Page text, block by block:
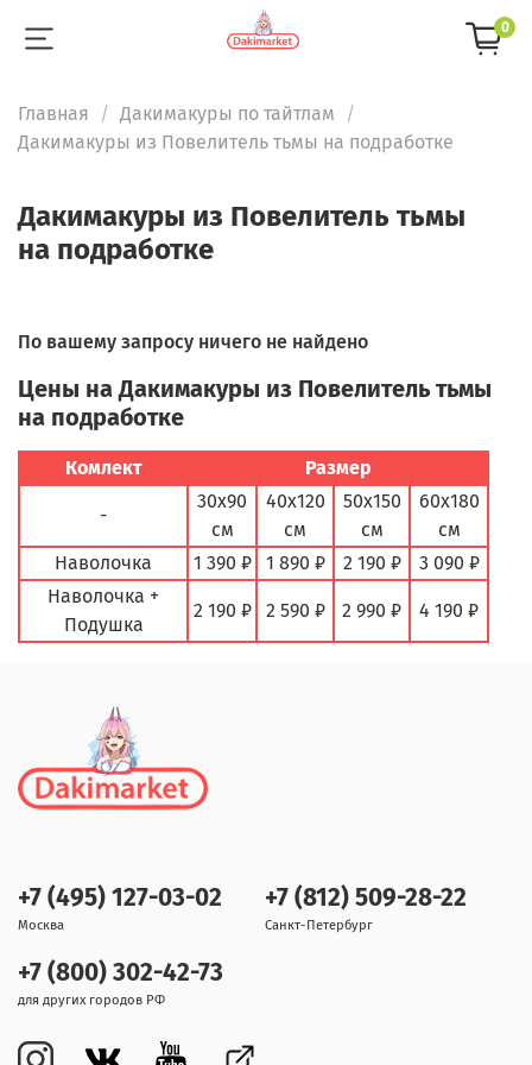
0
Главная
Дакимакуры по тайтлам
Дакимакуры из Повелитель тьмы на подработке
Дакимакуры из Повелитель тьмы
на подработке
По вашему запросу ничего не найдено
Цены на Дакимакуры из Повелитель тьмы
на подработке
Комлект Размер
-
30х90
см
40х120
см
50х150
см
60х180
см
Наволочка
1 390 ₽ 1 890 ₽ 2 190 ₽
3 090 ₽
Наволочка +
Подушка
2 190 ₽ 2 590 ₽ 2 990 ₽ 4 190 ₽
+7 (495) 127-03-02
Москва
+7 (812) 509-28-22
Санкт-Петербург
+7 (800) 302-42-73
для других городов РФ